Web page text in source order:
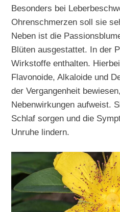
Besonders bei
Ohrenschmerzen soll sie
Neben ist die
Blüten ausgestattet. In der
Wirkstoffe enthalten.
Flavonoide, Alkaloide und
der Vergangenheit
Nebenwirkungen aufweist.
Schlaf sorgen und die
Unruhe lindern.